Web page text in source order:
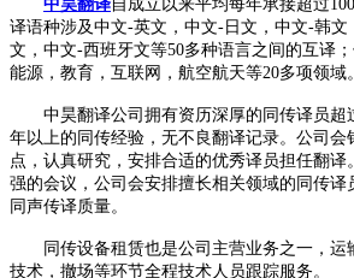
中昊翻译自成立以来平均每年承接超过
译语种涉及中文-英文，中文-日文，中文-韩
文，中文-西班牙文等50多种语言之间的互译
能源，教育，互联网，航空航天等20多项领域。
中昊翻译公司拥有资历深厚的同传译员超
年以上的同传经验，无不良翻译记录。公司会
点，认真研究，安排合适的优秀译员担任翻译
强的会议，公司会安排擅长相关领域的同传译
同声传译质量。
同传设备租赁也是公司主营业务之一，运
技术，撤场等环节全程技术人员跟踪服务。